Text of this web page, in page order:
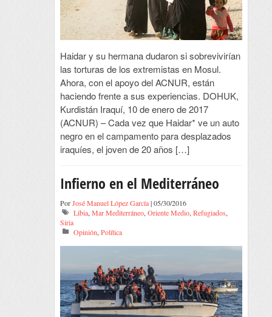
Haidar y su hermana dudaron si sobrevivirían
las torturas de los extremistas en Mosul.
Ahora, con el apoyo del ACNUR, están
haciendo frente a sus experiencias. DOHUK,
Kurdistán Iraquí, 10 de enero de 2017
(ACNUR) – Cada vez que Haidar* ve un auto
negro en el campamento para desplazados
iraquíes, el joven de 20 años […]
Infierno en el Mediterráneo
PorJosé Manuel López García| 05/30/2016
Libia,Mar Mediterráneo,Oriente Medio,Refugiados,
Siria
Opinión,Política